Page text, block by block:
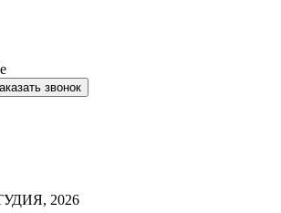
звонок
2026